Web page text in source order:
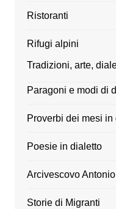
Ristoranti
Rifugi alpini
Tradizioni, arte,
Paragoni e modi di
Proverbi dei mesi in
Poesie in dialetto
Arcivescovo
Storie di Migranti